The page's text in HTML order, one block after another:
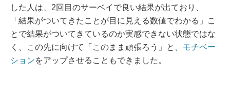
した人は、2回目のサーベイで良い結果が出ており、
「結果がついてきたことが目に見える数値でわかる」こ
とで結果がついてきているのか実感できない状態ではな
く、この先に向けて「このまま頑張ろう」と、 モチベー
ションをアップさせることもできました。